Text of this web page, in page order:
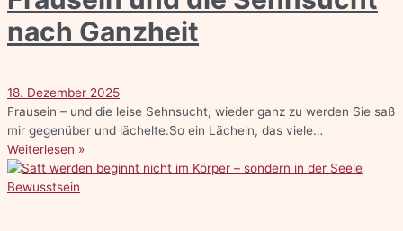
nach Ganzheit
18. Dezember 2025
Frausein – und die leise Sehnsucht, wieder ganz zu werden Sie saß
mir gegenüber und lächelte.So ein Lächeln, das viele…
Weiterlesen »
Bewusstsein